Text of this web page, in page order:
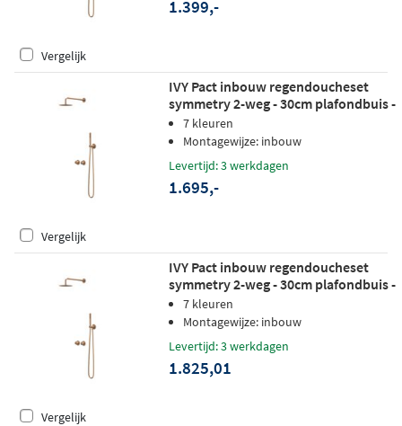
1.399,-
Vergelijk
IVY Pact inbouw regendoucheset
symmetry 2-weg - 30cm plafondbuis -
25cm slim hoofddouche -
wandhouder - 3-standen
pvd
7 kleuren
Montagewijze: inbouw
Levertijd: 3 werkdagen
1.695,-
Vergelijk
IVY Pact inbouw regendoucheset
symmetry 2-weg - 30cm plafondbuis -
25cm slim hoofddouche -
wandhouder - satin spray
pvd
7 kleuren
Montagewijze: inbouw
Levertijd: 3 werkdagen
1.825,01
Vergelijk